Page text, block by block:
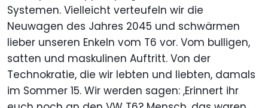
Systemen. Vielleicht verteufeln wir die
Neuwagen des Jahres 2045 und schwärmen
lieber unseren Enkeln vom T6 vor. Vom bulligen,
satten und maskulinen Auftritt. Von der
Technokratie, die wir lebten und liebten, damals
im Sommer 15. Wir werden sagen: ,Erinnert ihr